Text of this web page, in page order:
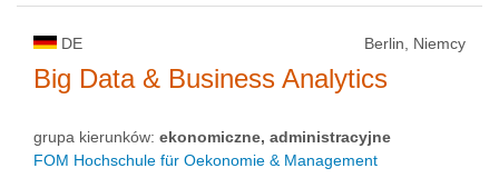
DE Berlin, Niemcy
Big Data & Business Analytics
grupa kierunków: ekonomiczne, administracyjne
FOM Hochschule für Oekonomie & Management